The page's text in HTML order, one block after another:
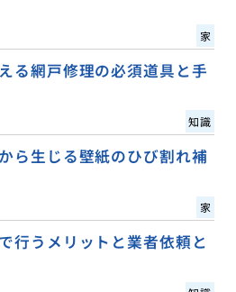
家
る網戸修理の必須道具と手
知識
ら生じる壁紙のひび割れ補
家
行うメリットと業者依頼と